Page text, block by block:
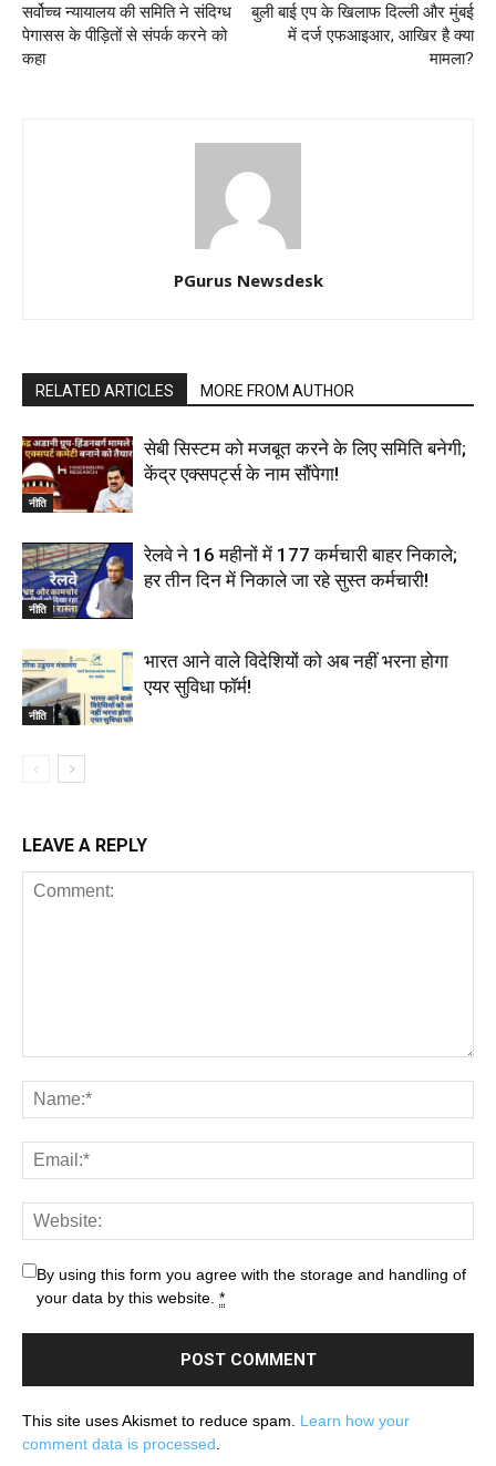
सर्वोच्च न्यायालय की समिति ने संदिग्ध
पेगासस के पीड़ितों से संपर्क करने को
कहा
बुली बाई एप के खिलाफ दिल्ली और मुंबई
में दर्ज एफआइआर, आखिर है क्या
मामला?
PGurus Newsdesk
RELATED ARTICLES MORE FROM AUTHOR
नीति
सेबी सिस्टम को मजबूत करने के लिए समिति बनेगी;
केंद्र एक्सपर्ट्स के नाम सौंपेगा!
नीति
रेलवे ने 16 महीनों में 177 कर्मचारी बाहर निकाले;
हर तीन दिन में निकाले जा रहे सुस्त कर्मचारी!
नीति
भारत आने वाले विदेशियों को अब नहीं भरना होगा
एयर सुविधा फॉर्म!
LEAVE A REPLY
By using this form you agree with the storage and handling of
your data by this website. *
This site uses Akismet to reduce spam. Learn how your
comment data is processed